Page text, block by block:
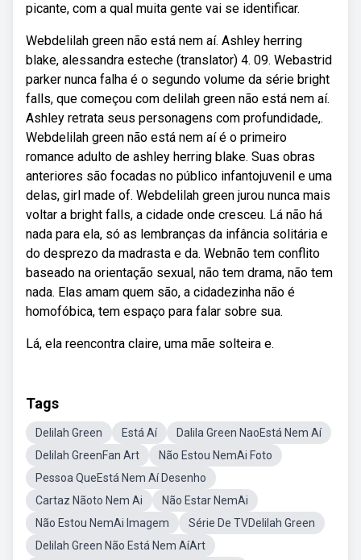
picante, com a qual muita gente vai se identificar.
Webdelilah green não está nem aí. Ashley herring
blake, alessandra esteche (translator) 4. 09. Webastrid
parker nunca falha é o segundo volume da série bright
falls, que começou com delilah green não está nem aí.
Ashley retrata seus personagens com profundidade,.
Webdelilah green não está nem aí é o primeiro
romance adulto de ashley herring blake. Suas obras
anteriores são focadas no público infantojuvenil e uma
delas, girl made of. Webdelilah green jurou nunca mais
voltar a bright falls, a cidade onde cresceu. Lá não há
nada para ela, só as lembranças da infância solitária e
do desprezo da madrasta e da. Webnão tem conflito
baseado na orientação sexual, não tem drama, não tem
nada. Elas amam quem são, a cidadezinha não é
homofóbica, tem espaço para falar sobre sua.
Lá, ela reencontra claire, uma mãe solteira e.
Tags
Delilah Green Está Aí
Dalila Green NaoEstá Nem Aí
Delilah GreenFan Art
Não Estou NemAi Foto
Pessoa QueEstá Nem Aí Desenho
Cartaz Nãoto Nem Ai
Não Estar NemAi
Não Estou NemAi Imagem
Série De TVDelilah Green
Delilah Green Não Está Nem AíArt